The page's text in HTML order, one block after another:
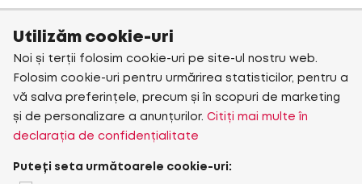
Utilizăm cookie-uri
Noi și terții folosim cookie-uri pe site-ul nostru web.
Folosim cookie-uri pentru urmărirea statisticilor, pentru a
vă salva preferințele, precum și în scopuri de marketing
și de personalizare a anunțurilor. Citiți mai multe în
declarația de confidențialitate
Puteți seta următoarele cookie-uri: